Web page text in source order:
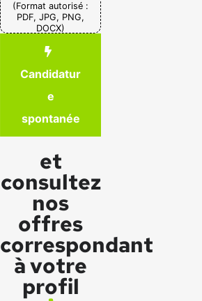
(Format autorisé :
PDF, JPG, PNG,
DOCX)
Candidatur
e
spontanée
et
consultez
nos
offres
correspondant
à votre
profil